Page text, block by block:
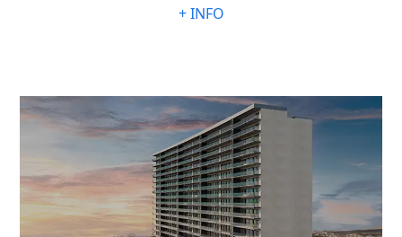
+ INFO